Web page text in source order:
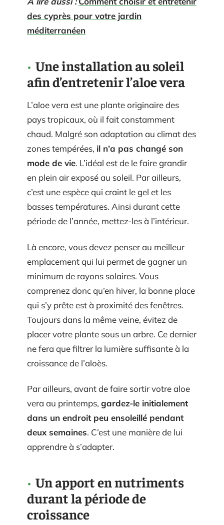
des cyprès pour votre jardin
méditerranéen
Une installation au soleil
afin d’entretenir l’aloe vera
L’aloe vera est une plante originaire des
pays tropicaux, où il fait constamment
chaud. Malgré son adaptation au climat des
zones tempérées, il n’a pas changé son
mode de vie. L’idéal est de le faire grandir
en plein air exposé au soleil. Par ailleurs,
c’est une espèce qui craint le gel et les
basses températures. Ainsi durant cette
période de l’année, mettez-les à l’intérieur.
Là encore, vous devez penser au meilleur
emplacement qui lui permet de gagner un
minimum de rayons solaires. Vous
comprenez donc qu’en hiver, la bonne place
qui s’y prête est à proximité des fenêtres.
Toujours dans la même veine, évitez de
placer votre plante sous un arbre. Ce dernier
ne fera que filtrer la lumière suffisante à la
croissance de l’aloès.
Par ailleurs, avant de faire sortir votre aloe
vera au printemps, gardez-le initialement
dans un endroit peu ensoleillé pendant
deux semaines. C’est une manière de lui
apprendre à s’adapter.
Un apport en nutriments
durant la période de
croissance